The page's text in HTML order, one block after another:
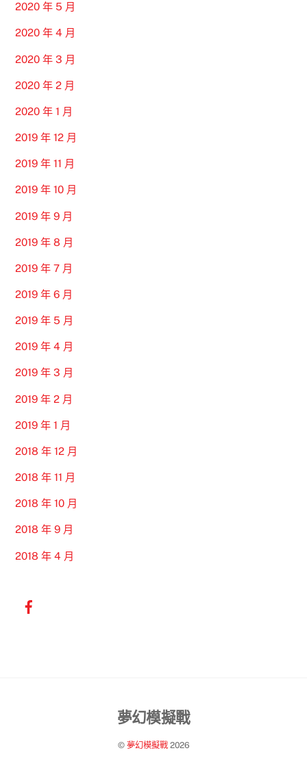
2020 年 5 月
2020 年 4 月
2020 年 3 月
2020 年 2 月
2020 年 1 月
2019 年 12 月
2019 年 11 月
2019 年 10 月
2019 年 9 月
2019 年 8 月
2019 年 7 月
2019 年 6 月
2019 年 5 月
2019 年 4 月
2019 年 3 月
2019 年 2 月
2019 年 1 月
2018 年 12 月
2018 年 11 月
2018 年 10 月
2018 年 9 月
2018 年 4 月
Back
Top
夢幻模擬戰
© 夢幻模擬戰2026